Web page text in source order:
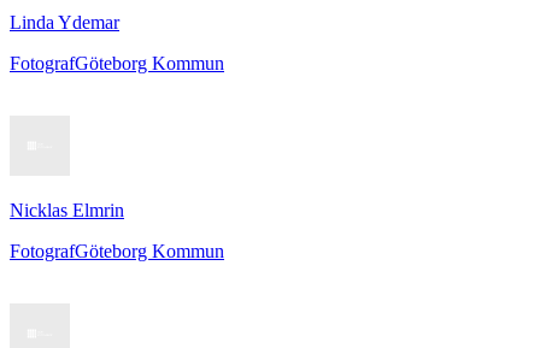
Linda Ydemar
FotografGöteborg Kommun
Nicklas Elmrin
FotografGöteborg Kommun